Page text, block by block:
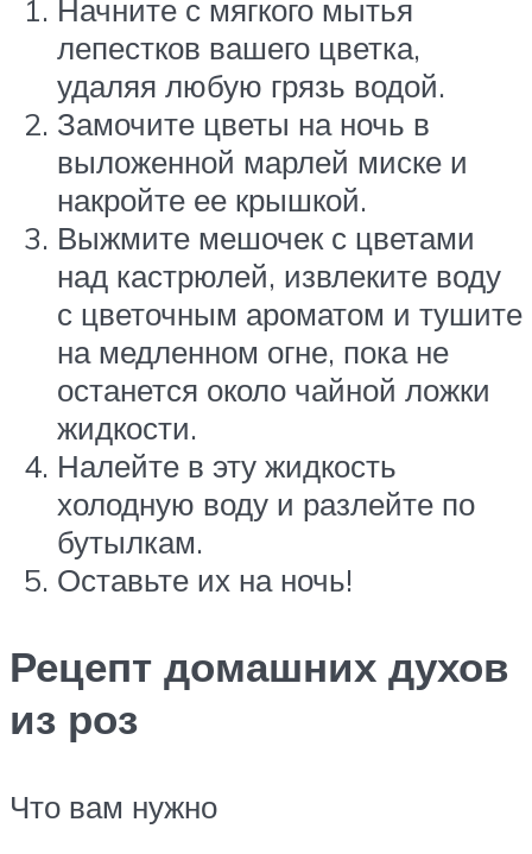
Начните с мягкого мытья
лепестков вашего цветка,
удаляя любую грязь водой.
Замочите цветы на ночь в
выложенной марлей миске и
накройте ее крышкой.
Выжмите мешочек с цветами
над кастрюлей, извлеките воду
с цветочным ароматом и тушите
на медленном огне, пока не
останется около чайной ложки
жидкости.
Налейте в эту жидкость
холодную воду и разлейте по
бутылкам.
Оставьте их на ночь!
Рецепт домашних духов
из роз
Что вам нужно